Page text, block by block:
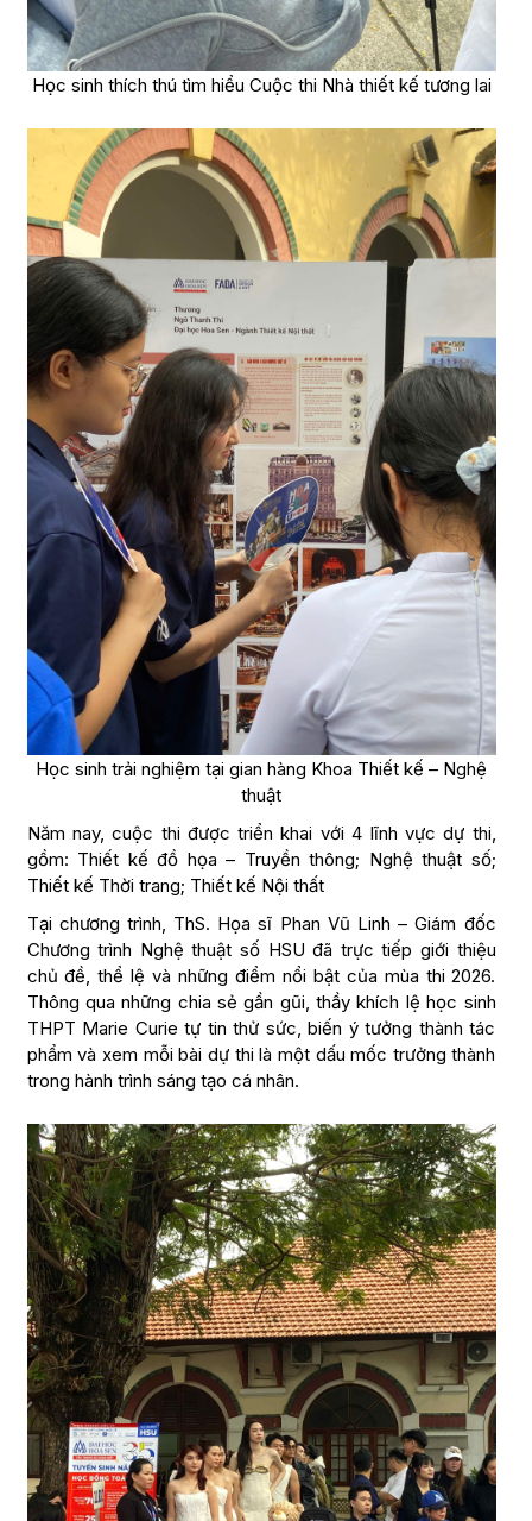
Học sinh thích thú tìm hiểu Cuộc thi Nhà thiết kế tương lai
Học sinh trải nghiệm tại gian hàng Khoa Thiết kế – Nghệ
thuật
Năm nay, cuộc thi được triển khai với 4 lĩnh vực dự thi,
gồm: Thiết kế đồ họa – Truyền thông; Nghệ thuật số;
Thiết kế Thời trang; Thiết kế Nội thất
Tại chương trình, ThS. Họa sĩ Phan Vũ Linh – Giám đốc
Chương trình Nghệ thuật số HSU đã trực tiếp giới thiệu
chủ đề, thể lệ và những điểm nổi bật của mùa thi 2026.
Thông qua những chia sẻ gần gũi, thầy khích lệ học sinh
THPT Marie Curie tự tin thử sức, biến ý tưởng thành tác
phẩm và xem mỗi bài dự thi là một dấu mốc trưởng thành
trong hành trình sáng tạo cá nhân.